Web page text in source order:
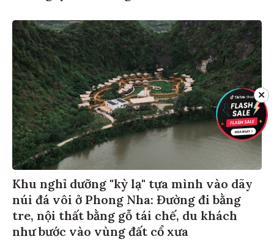
Khu nghỉ dưỡng "kỳ lạ" tựa mình vào dãy
núi đá vôi ở Phong Nha: Đường đi bằng
tre, nội thất bằng gỗ tái chế, du khách
như bước vào vùng đất cổ xưa
✕